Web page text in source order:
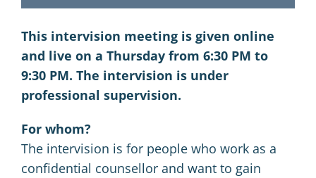
This intervision meeting is given online
and live on a Thursday from 6:30 PM to
9:30 PM. The intervision is under
professional supervision.
For whom?
The intervision is for people who work as a
confidential counsellor and want to gain